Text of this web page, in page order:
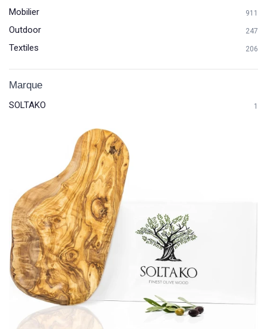
Mobilier 911
Outdoor 247
Textiles 206
Marque
SOLTAKO 1